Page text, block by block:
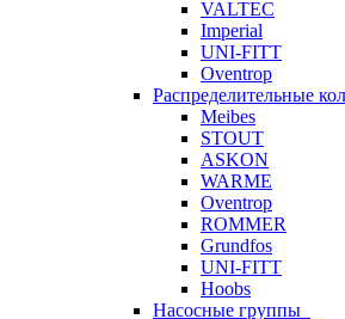
VALTEC
Imperial
UNI-FITT
Oventrop
Распределительные
Meibes
STOUT
ASKON
WARME
Oventrop
ROMMER
Grundfos
UNI-FITT
Hoobs
Насосные группы